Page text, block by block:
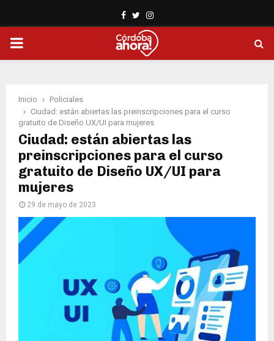
Facebook
TwitterInstagram
PRIMARY
Inicio
Policiales
Ciudad: están abiertas las preinscripciones para el curso
gratuito de Diseño UX/UI para mujeres
Ciudad: están abiertas las
preinscripciones para el curso
gratuito de Diseño UX/UI para
mujeres
29 de mayo de 2023